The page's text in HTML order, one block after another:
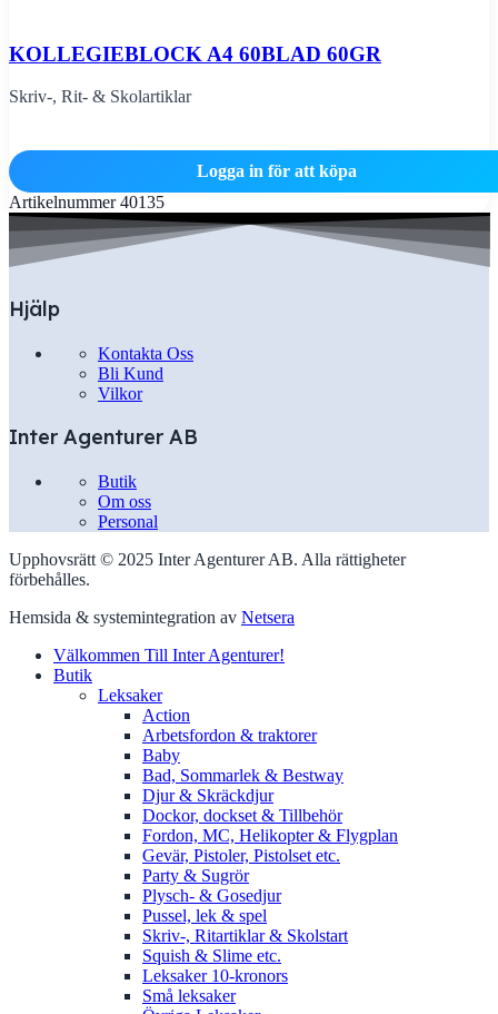
KOLLEGIEBLOCK A4 60BLAD 60GR
Skriv-, Rit- & Skolartiklar
Logga in för att köpa
Artikelnummer40135
Hjälp
Kontakta Oss
Bli Kund
Vilkor
Inter Agenturer AB
Butik
Om oss
Personal
Upphovsrätt © 2025 Inter Agenturer AB. Alla rättigheter
förbehålles.
Hemsida & systemintegration av Netsera
Välkommen Till Inter Agenturer!
Butik
Leksaker
Action
Arbetsfordon & traktorer
Baby
Bad, Sommarlek & Bestway
Djur & Skräckdjur
Dockor, dockset & Tillbehör
Fordon, MC, Helikopter & Flygplan
Gevär, Pistoler, Pistolset etc.
Party & Sugrör
Plysch- & Gosedjur
Pussel, lek & spel
Skriv-, Ritartiklar & Skolstart
Squish & Slime etc.
Leksaker 10-kronors
Små leksaker